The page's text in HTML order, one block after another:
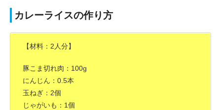
カレーライスの作り方
【材料：2人分】
豚こま切れ肉：100g
にんじん：0.5本
玉ねぎ：2個
じゃがいも：1個